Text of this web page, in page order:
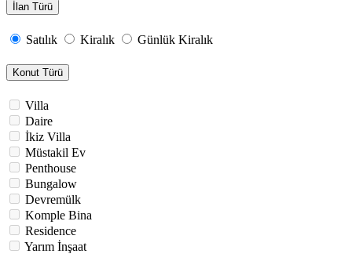
İlan Türü
Satılık Kiralık Günlük Kiralık
Konut Türü
Villa
Daire
İkiz Villa
Müstakil Ev
Penthouse
Bungalow
Devremülk
Komple Bina
Residence
Yarım İnşaat